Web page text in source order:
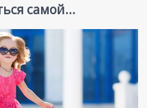
самой…